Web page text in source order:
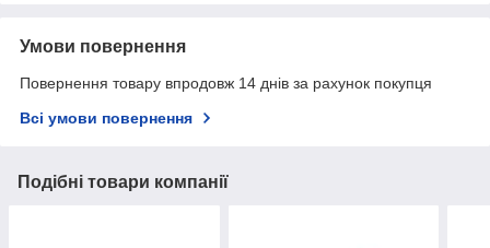
Умови повернення
Повернення товару впродовж 14 днів за рахунок покупця
Всі умови повернення
Подібні товари компанії